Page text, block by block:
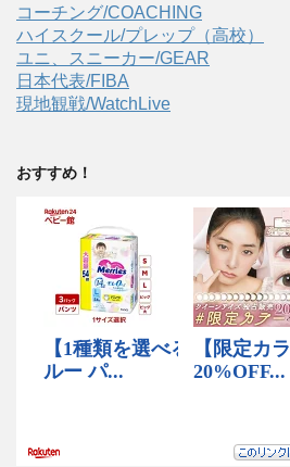
コーチング/COACHING
ハイスクール/プレップ（高校）
ユニ、スニーカー/GEAR
日本代表/FIBA
現地観戦/WatchLive
おすすめ！